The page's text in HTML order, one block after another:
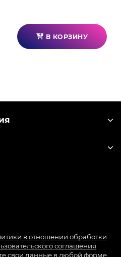
В КОРЗИНУ
в отношении обработки
соглашения
свои данные в любой форме